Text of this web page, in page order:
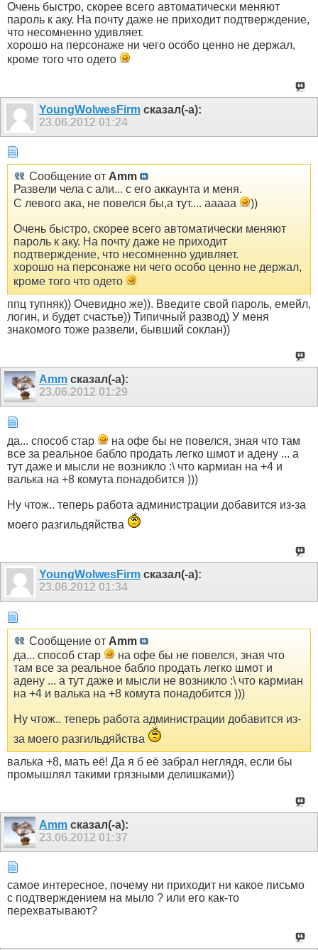
Очень быстро, скорее всего автоматически меняют
пароль к аку. На почту даже не приходит подтверждение,
что несомненно удивляет.
хорошо на персонаже ни чего особо ценно не держал,
кроме того что одето
YoungWolwesFirm сказал(-а):
23.06.2012 01:24
Сообщение от Amm
Развели чела с али... с его аккаунта и меня.
С левого ака, не повелся бы,а тут.... ааааа
))
Очень быстро, скорее всего автоматически меняют
пароль к аку. На почту даже не приходит
подтверждение, что несомненно удивляет.
хорошо на персонаже ни чего особо ценно не держал,
кроме того что одето
ппц тупняк)) Очевидно же)). Введите свой пароль, емейл,
логин, и будет счастье)) Типичный развод) У меня
знакомого тоже развели, бывший соклан))
Amm сказал(-а):
23.06.2012 01:29
да... способ стар
на офе бы не повелся, зная что там
все за реальное бабло продать легко шмот и адену ... а
тут даже и мысли не возникло :\ что кармиан на +4 и
валька на +8 комута понадобится )))
Ну чтож.. теперь работа администрации добавится из-за
моего разгильдяйства
YoungWolwesFirm сказал(-а):
23.06.2012 01:34
Сообщение от Amm
да... способ стар
на офе бы не повелся, зная что
там все за реальное бабло продать легко шмот и
адену ... а тут даже и мысли не возникло :\ что кармиан
на +4 и валька на +8 комута понадобится )))
Ну чтож.. теперь работа администрации добавится из-
за моего разгильдяйства
валька +8, мать её! Да я б её забрал неглядя, если бы
промышлял такими грязными делишками))
Amm сказал(-а):
23.06.2012 01:37
самое интересное, почему ни приходит ни какое письмо
с подтверждением на мыло ? или его как-то
перехватывают?